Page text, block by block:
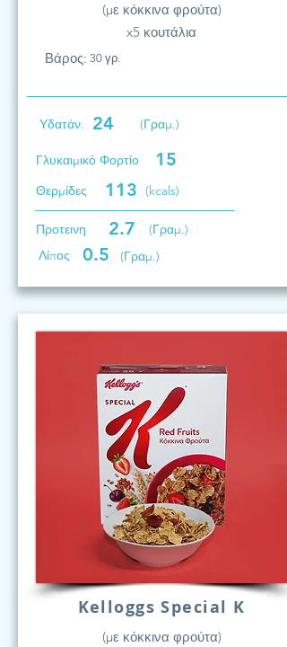
(με κόκκινα φρούτα)
x5 κουτάλια
Βάρος: 30 γρ.
Υδατάν. 24 (Γραμ.)
Γλυκαιμικό Φορτίο 15
Θερμίδες 113 (kcals)
Προτεινη 2.7
(Γραμ.)
Λίπος
0.5 (Γραμ.)
Kelloggs Special K
(με κόκκινα φρούτα)